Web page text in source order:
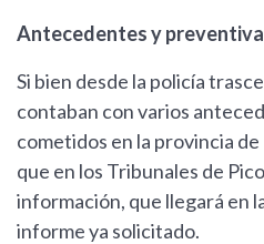
Antecedentes y preventiva
Si bien desde la policía
contaban con varios
cometidos en la provincia
que en los Tribunales de
información, que llegará en
informe ya solicitado.